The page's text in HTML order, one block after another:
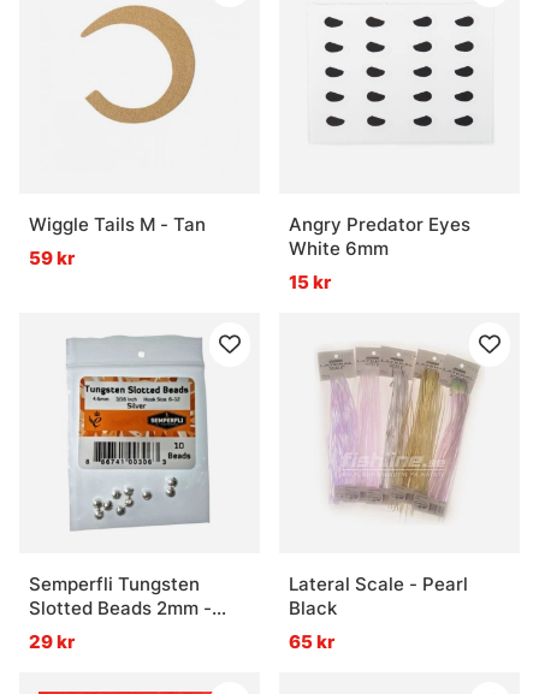
Wiggle Tails M - Tan
59 kr
Angry Predator Eyes
White 6mm
15 kr
Semperfli Tungsten
Slotted Beads 2mm -
Silver
29 kr
Lateral Scale - Pearl
Black
65 kr